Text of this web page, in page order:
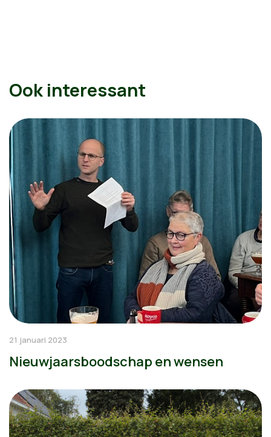
Ook interessant
21 januari 2023
Nieuwjaarsboodschap en wensen